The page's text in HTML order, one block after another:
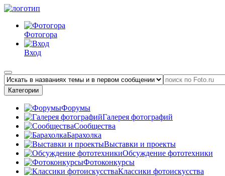
Фотогора
Вход
Категории
Форумы
Галерея фотографий
Сообщества
Барахолка
Выставки и проекты
Обсуждение фототехники
Фотоконкурсы
Классики фотоискусства